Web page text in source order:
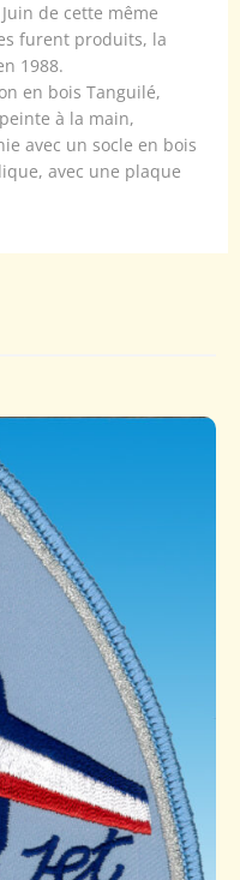
de cette même
furent produits, la
1988.
en bois Tanguilé,
à la main,
avec un socle en bois
avec une plaque